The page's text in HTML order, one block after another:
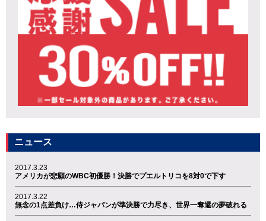
ニュース
2017.3.23
アメリカが悲願のWBC初優勝！決勝でプエルトリコを8対0で下す
2017.3.22
無念の1点差負け…侍ジャパンが準決勝で力尽き、世界一奪還の夢破れる